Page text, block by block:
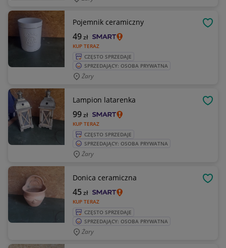
Pojemnik ceramiczny
KUP TERAZ
49zł
CZĘSTO SPRZEDAJE
SPRZEDAJĄCY: OSOBA PRYWATNA
Żary
Lampion latarenka
KUP TERAZ
99zł
CZĘSTO SPRZEDAJE
SPRZEDAJĄCY: OSOBA PRYWATNA
Żary
Donica ceramiczna
KUP TERAZ
45zł
CZĘSTO SPRZEDAJE
SPRZEDAJĄCY: OSOBA PRYWATNA
Żary